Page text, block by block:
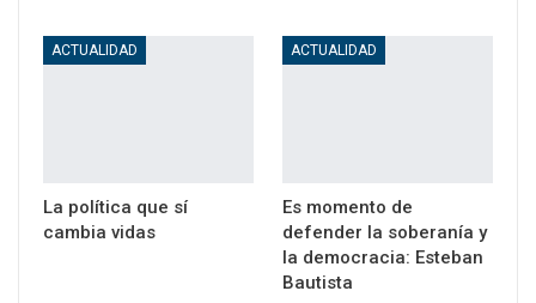
ACTUALIDAD
La política que sí
cambia vidas
ACTUALIDAD
Es momento de
defender la soberanía y
la democracia: Esteban
Bautista